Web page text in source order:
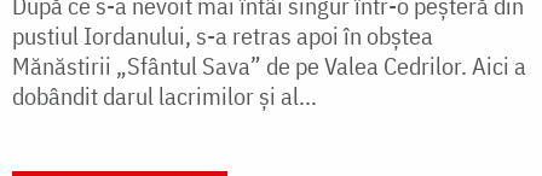
pustiul Iordanului, s-a retras apoi în obştea
Mănăstirii „Sfântul Sava” de pe Valea Cedrilor. Aici a
dobândit darul lacrimilor şi al...